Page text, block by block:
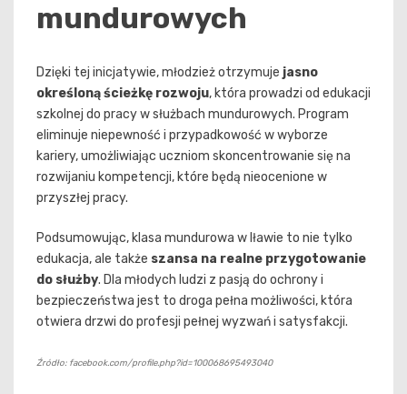
mundurowych
Dzięki tej inicjatywie, młodzież otrzymuje jasno
określoną ścieżkę rozwoju, która prowadzi od edukacji
szkolnej do pracy w służbach mundurowych. Program
eliminuje niepewność i przypadkowość w wyborze
kariery, umożliwiając uczniom skoncentrowanie się na
rozwijaniu kompetencji, które będą nieocenione w
przyszłej pracy.
Podsumowując, klasa mundurowa w Iławie to nie tylko
edukacja, ale także szansa na realne przygotowanie
do służby. Dla młodych ludzi z pasją do ochrony i
bezpieczeństwa jest to droga pełna możliwości, która
otwiera drzwi do profesji pełnej wyzwań i satysfakcji.
Źródło: facebook.com/profile.php?id=100068695493040